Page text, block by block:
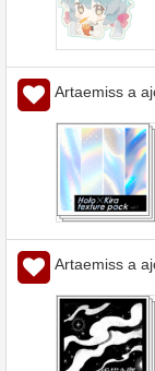
Artaemiss a
Artaemiss a